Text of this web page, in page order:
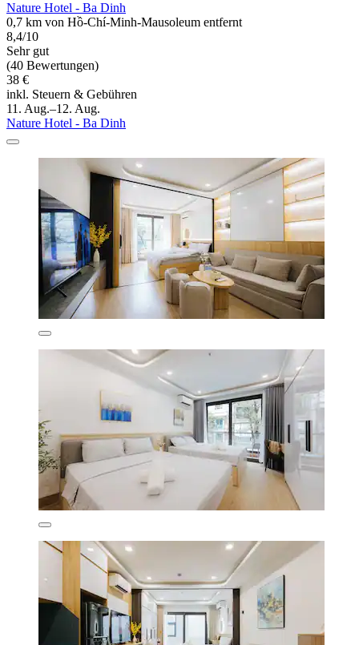
Nature Hotel - Ba Dinh
0,7 km von Hồ-Chí-Minh-Mausoleum entfernt
8,4/10
Sehr gut
(40 Bewertungen)
38 €
inkl. Steuern & Gebühren
11. Aug.–12. Aug.
Nature Hotel - Ba Dinh